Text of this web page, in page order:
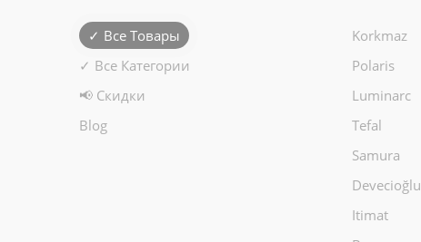
✓ Все Товары
✓ Все Категории
📢 Скидки
Blog
Korkmaz
Polaris
Luminarc
Tefal
Samura
Devecioğlu
Itimat